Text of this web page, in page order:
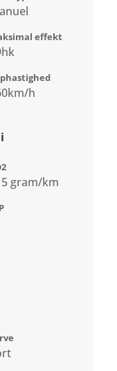
effekt
h
gram/km